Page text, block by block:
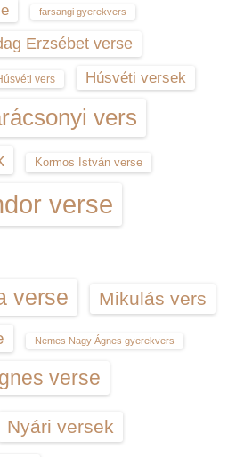
farsangi gyerekvers
Erzsébet verse
vers Húsvéti versek
vers
Kormos István verse
verse
verse Mikulás vers
Nemes Nagy Ágnes gyerekvers
verse
Nyári versek